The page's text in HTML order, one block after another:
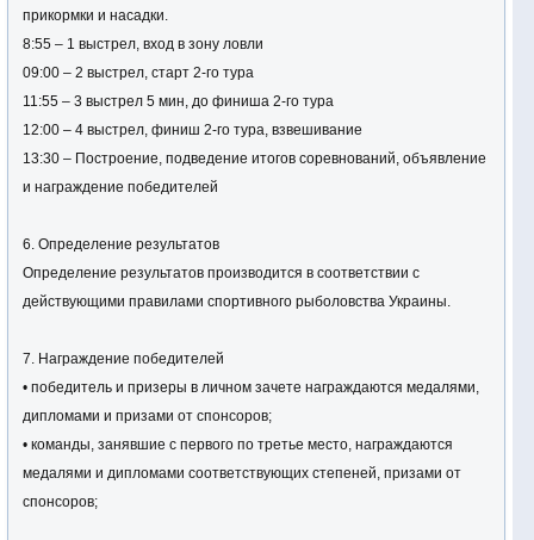
прикормки и насадки.
8:55 – 1 выстрел, вход в зону ловли
09:00 – 2 выстрел, старт 2-го тура
11:55 – 3 выстрел 5 мин, до финиша 2-го тура
12:00 – 4 выстрел, финиш 2-го тура, взвешивание
13:30 – Построение, подведение итогов соревнований, объявление
и награждение победителей
6. Определение результатов
Определение результатов производится в соответствии с
действующими правилами спортивного рыболовства Украины.
7. Награждение победителей
• победитель и призеры в личном зачете награждаются медалями,
дипломами и призами от спонсоров;
• команды, занявшие с первого по третье место, награждаются
медалями и дипломами соответствующих степеней, призами от
спонсоров;